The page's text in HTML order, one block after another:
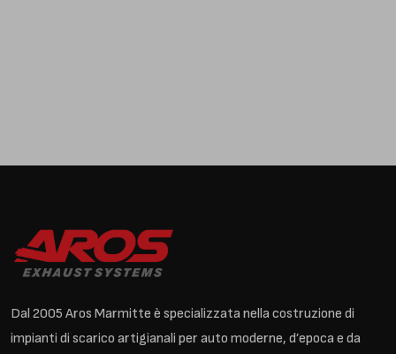
Dal 2005 Aros Marmitte è specializzata nella costruzione di
impianti di scarico artigianali per auto moderne, d’epoca e da